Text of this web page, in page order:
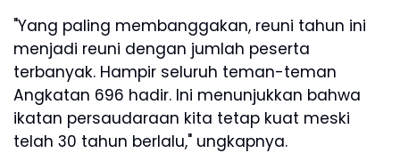
"Yang paling membanggakan, reuni tahun ini
menjadi reuni dengan jumlah peserta
terbanyak. Hampir seluruh teman-teman
Angkatan 696 hadir. Ini menunjukkan bahwa
ikatan persaudaraan kita tetap kuat meski
telah 30 tahun berlalu," ungkapnya.